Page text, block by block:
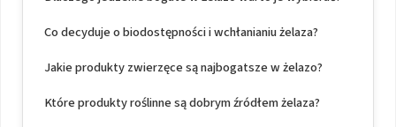
Co decyduje o biodostępności i wchłanianiu żelaza?
Jakie produkty zwierzęce są najbogatsze w żelazo?
Które produkty roślinne są dobrym źródłem żelaza?